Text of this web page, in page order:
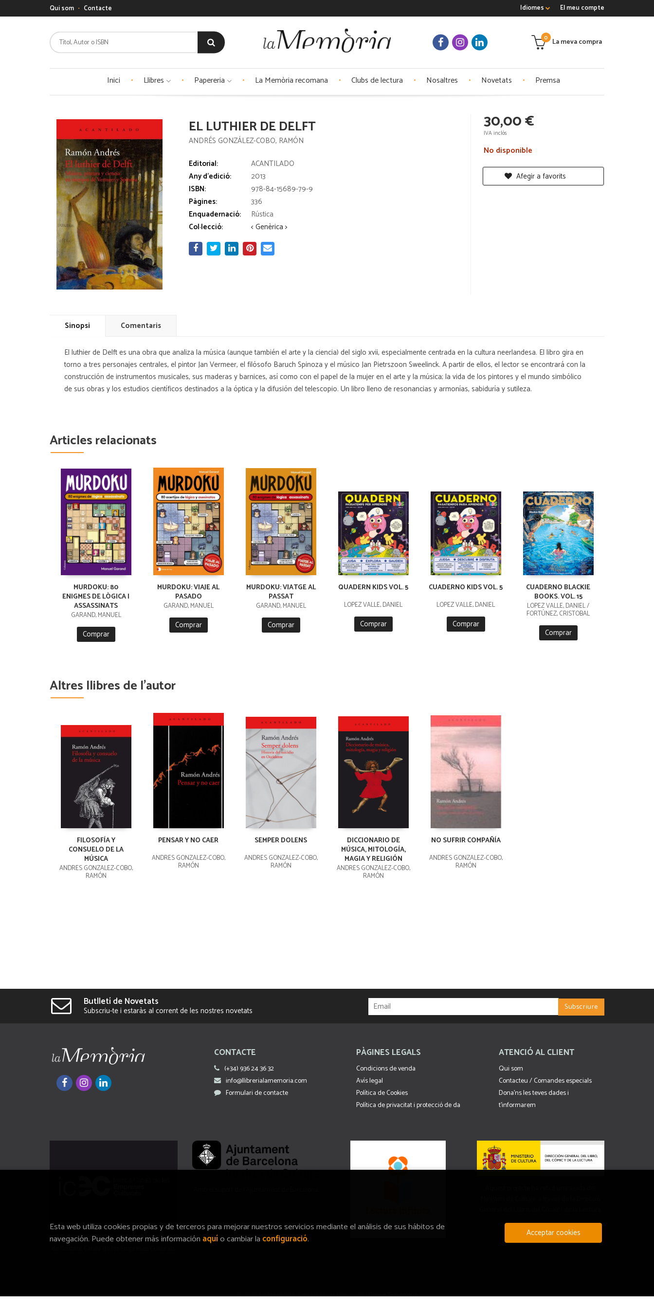
El meu compte
Idiomes
Qui som Contacte
La meva compra
0
Inici Llibres Papereria La Memòria recomana Clubs de lectura Nosaltres Novetats Premsa
EL LUTHIER DE DELFT
ANDRÉS GONZÁLEZ-COBO, RAMÓN
Editorial:
ACANTILADO
Any d'edició:
2013
ISBN:
978-84-15689-79-9
Pàgines:
336
Enquadernació:
Rústica
Col·lecció:
< Genèrica >
30,00 €
IVA inclós
No disponible
Afegir a favorits
Sinopsi Comentaris
El luthier de Delft es una obra que analiza la música (aunque también el arte y la ciencia) del siglo xvii, especialmente centrada en la cultura neerlandesa. El libro gira en
torno a tres personajes centrales, el pintor Jan Vermeer, el filósofo Baruch Spinoza y el músico Jan Pietrszoon Sweelinck. A partir de ellos, el lector se encontrará con la
construcción de instrumentos musicales, sus maderas y barnices, así como con el papel de la mujer en el arte y la música; la vida de los pintores y el mundo simbólico
de sus obras y los estudios científicos destinados a la óptica y la difusión del telescopio. Un libro lleno de resonancias y armonías, sabiduría y sutileza.
Articles relacionats
MURDOKU: 80
ENIGMES DE LÒGICA I
ASSASSINATS
GARAND, MANUEL
Comprar
MURDOKU: VIAJE AL
PASADO
GARAND, MANUEL
Comprar
MURDOKU: VIATGE AL
PASSAT
GARAND, MANUEL
Comprar
QUADERN KIDS VOL. 5
LÓPEZ VALLE, DANIEL
Comprar
CUADERNO KIDS VOL. 5
LÓPEZ VALLE, DANIEL
Comprar
CUADERNO BLACKIE
BOOKS. VOL. 15
LÓPEZ VALLE, DANIEL /
FORTÚNEZ, CRISTOBAL
Comprar
Altres llibres de l'autor
FILOSOFÍA Y
CONSUELO DE LA
MÚSICA
ANDRÉS GONZÁLEZ-COBO,
RAMÓN
PENSAR Y NO CAER
ANDRÉS GONZÁLEZ-COBO,
RAMÓN
SEMPER DOLENS
ANDRÉS GONZÁLEZ-COBO,
RAMÓN
DICCIONARIO DE
MÚSICA, MITOLOGÍA,
MAGIA Y RELIGIÓN
ANDRÉS GONZÁLEZ-COBO,
RAMÓN
NO SUFRIR COMPAÑÍA
ANDRÉS GONZÁLEZ-COBO,
RAMÓN
Butlletí de Novetats
Subscriu-te i estaràs al corrent de les nostres novetats
CONTACTE
(+34) 936 24 36 32
info@llibrerialamemoria.com
Formulari de contacte
PÀGINES LEGALS
Condicions de venda
Avís legal
Política de Cookies
Política de privacitat i protecció de da
ATENCIÓ AL CLIENT
Qui som
Contacteu / Comandes especials
Dona'ns les teves dades i
t'informarem
Amb el suport del Departament de Cultura i
2026 ©La Memòria. Tots els Drets Reservats |Grupo Trevenque
Esta web utiliza cookies propias y de terceros para mejorar nuestros servicios mediante el análisis de sus hábitos de
navegación. Puede obtener más información aquío cambiar la configuració. Acceptar cookies